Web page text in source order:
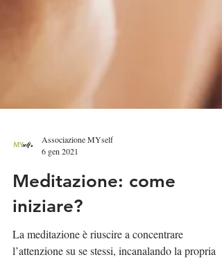
6 gen 2021
Meditazione: come
iniziare?
La meditazione è riuscire a concentrare